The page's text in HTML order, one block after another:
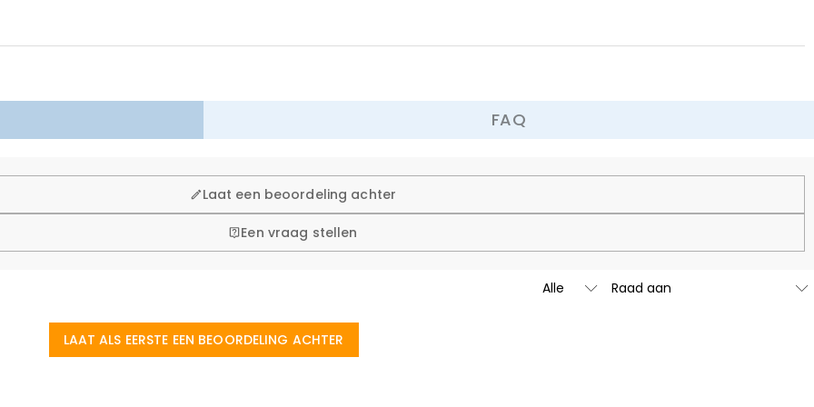
FAQ
Laat een beoordeling achter
Een vraag stellen
LAAT ALS EERSTE EEN BEOORDELING ACHTER